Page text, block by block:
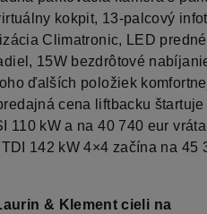
kokpit, 13-palcový
Climatronic, LED predné
15W bezdrôtové
ďalších položiek
cena liftbacku
110 kW a na 40 740 eur
142 kW 4×4 začína na 45
& Klement cieli na